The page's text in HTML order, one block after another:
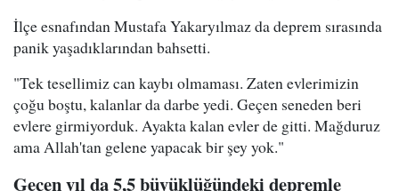
İlçe esnafından Mustafa Yakaryılmaz da deprem sırasında
panik yaşadıklarından bahsetti.
"Tek tesellimiz can kaybı olmaması. Zaten evlerimizin
çoğu boştu, kalanlar da darbe yedi. Geçen seneden beri
evlere girmiyorduk. Ayakta kalan evler de gitti. Mağduruz
ama Allah'tan gelene yapacak bir şey yok."
Geçen yıl da 5,5 büyüklüğündeki depremle